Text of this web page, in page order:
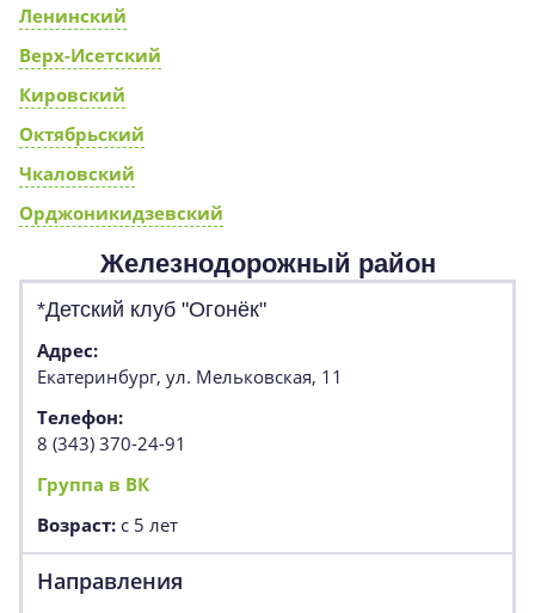
Ленинский
Верх-Исетский
Кировский
Октябрьский
Чкаловский
Орджоникидзевский
Железнодорожный район
*Детский клуб "Огонёк"
Адрес:
Екатеринбург, ул. Мельковская, 11
Телефон:
8 (343) 370-24-91
Группа в ВК
Возраст: с 5 лет
Направления